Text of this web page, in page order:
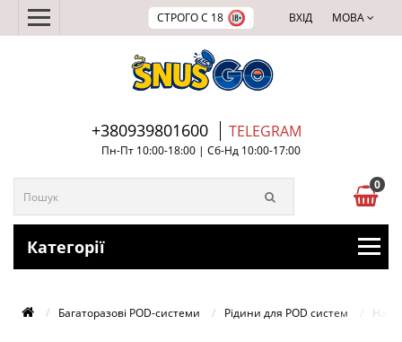
СТРОГО С 18 МОВА
ВХІД
+380939801600 TELEGRAM
Пн-Пт 10:00-18:00 | Сб-Нд 10:00-17:00
0
Категорії
Багаторазові POD-системи Рідини для POD систем